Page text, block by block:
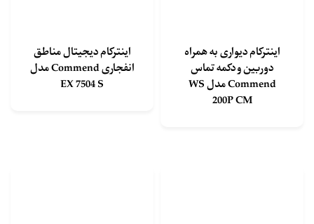
اینترکام دیواری به همراه
دوربین و دکمه تماس
Commend مدل WS
200P CM
اینترکام دیجیتال مناطق
انفجاری Commend مدل
EX 7504 S